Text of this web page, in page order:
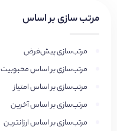
مرتب سازی بر اساس
مرتب‌سازی پیش‌فرض
مرتب‌سازی بر اساس محبوبیت
مرتب‌سازی بر اساس امتیاز
مرتب‌سازی بر اساس آخرین
مرتب‌سازی بر اساس ارزانترین